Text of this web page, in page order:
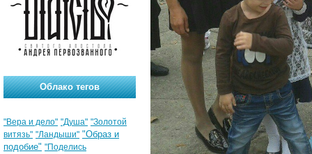
Облако тегов
"Вера и дело" "Душа" "Золотой
витязь" "Ландыши" "Образ и
подобие" "Поделись